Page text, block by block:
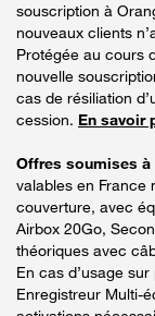
souscription à
nouveaux clients
Protégée au cours
nouvelle
cas de résiliation
cession. En savoir
Offres soumises
valables en France
couverture, avec
Airbox 20Go,
théoriques avec
En cas d’usage
Enregistreur Multi-